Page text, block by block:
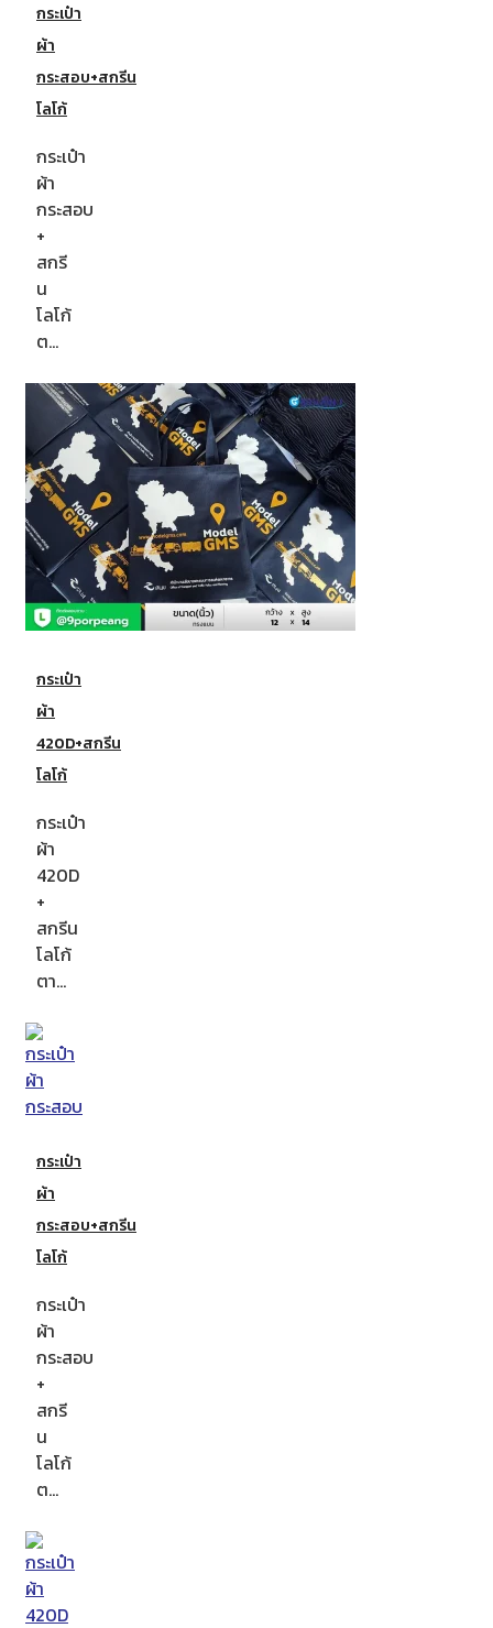
กระเป๋า
ผ้า
กระสอบ+สกรีน
โลโก้
กระเป๋า
ผ้า
กระสอบ
+
สกรี
น
โลโก้
ต…
กระเป๋า
ผ้า
420D+สกรีน
โลโก้
กระเป๋า
ผ้า
420D
+
สกรีน
โลโก้
ตา…
กระเป๋า
ผ้า
กระสอบ+สกรีน
โลโก้
กระเป๋า
ผ้า
กระสอบ
+
สกรี
น
โลโก้
ต…